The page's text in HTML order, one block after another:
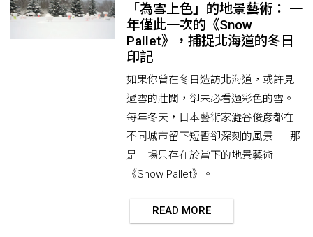
「為雪上色」的地景藝術： 一
年僅此一次的《Snow
Pallet》，捕捉北海道的冬日
印記
如果你曾在冬日造訪北海道，或許見
過雪的壯闊，卻未必看過彩色的雪。
每年冬天，日本藝術家澁谷俊彦都在
不同城市留下短暫卻深刻的風景——那
是一場只存在於當下的地景藝術
《Snow Pallet》。
READ MORE